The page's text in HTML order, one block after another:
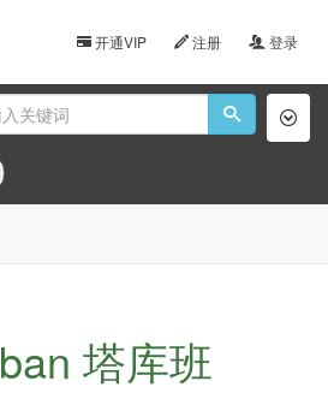
开通VIP 注册 登录
塔库班